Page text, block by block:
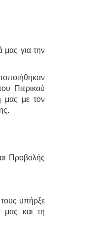
μας για την
Πιερικού
μας με τον
Προβολής
υπήρξε
μας και τη